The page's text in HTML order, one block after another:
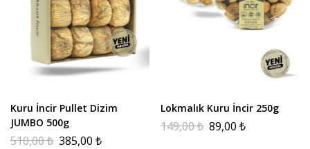
Kuru İncir Pullet Dizim
JUMBO 500g
510,00₺ 385,00 ₺
Lokmalık Kuru İncir 250g
149,00₺ 89,00 ₺